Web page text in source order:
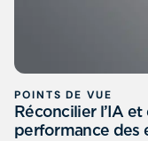
POINTS DE VUE
Réconcilier l’IA
performance des